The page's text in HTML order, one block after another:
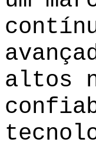
altos